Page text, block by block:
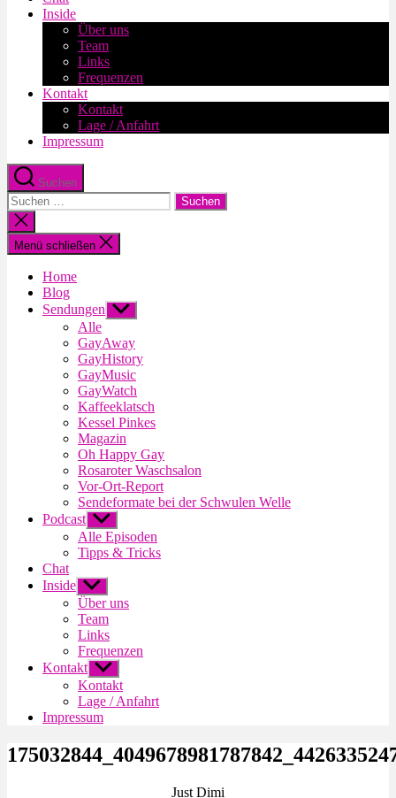
Inside
Über uns
Team
Links
Frequenzen
Kontakt
Kontakt
Lage / Anfahrt
Impressum
Suchen
Suche
nach:
Suche
schließen
Menü schließen
Home
Blog
Sendungen Untermenü
anzeigen
Alle
GayAway
GayHistory
GayMusic
GayWatch
Kaffeeklatsch
Kessel Pinkes
Magazin
Oh Happy Gay
Rosaroter Waschsalon
Vor-Ort-Report
Sendeformate bei der Schwulen Welle
Podcast Untermenü
anzeigen
Alle Episoden
Tipps & Tricks
Chat
Inside Untermenü
anzeigen
Über uns
Team
Links
Frequenzen
Kontakt Untermenü
anzeigen
Kontakt
Lage / Anfahrt
Impressum
Just Dimi